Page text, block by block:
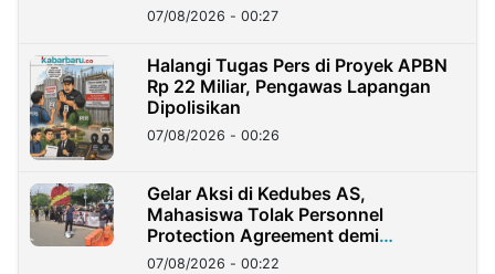
07/08/2026 - 00:27
Halangi Tugas Pers di Proyek APBN
Rp 22 Miliar, Pengawas Lapangan
Dipolisikan
07/08/2026 - 00:26
Gelar Aksi di Kedubes AS,
Mahasiswa Tolak Personnel
Protection Agreement demi
Kedaulatan Negara
07/08/2026 - 00:22